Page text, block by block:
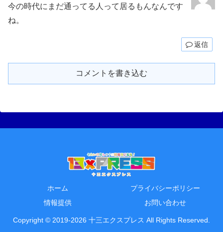
今の時代にまだ通ってる人って居るもんなんです
ね。
返信
コメントを書き込む
ホーム
プライバシーポリシー
情報提供
お問い合わせ
Copyright © 2019-2026 十三エクスプレス All Rights Reserved.